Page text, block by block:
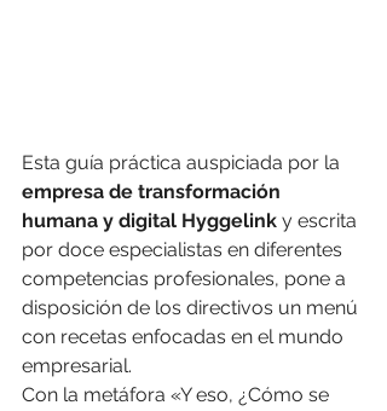
Esta guía práctica auspiciada por la
empresa de transformación
humana y digital Hyggelink y escrita
por doce especialistas en diferentes
competencias profesionales, pone a
disposición de los directivos un menú
con recetas enfocadas en el mundo
empresarial.
Con la metáfora «Y eso, ¿Cómo se